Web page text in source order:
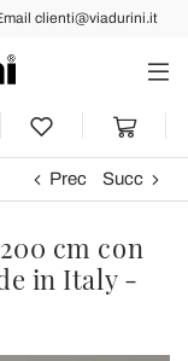
clienti@viadurini.it
Prec Succ
cm con
in Italy -